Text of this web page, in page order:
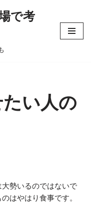
で考
い人の
勢いるのではないで
はやはり食事です。